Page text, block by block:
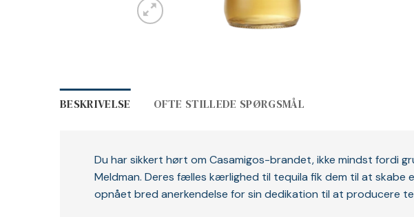
BESKRIVELSE OFTE STILLEDE SPØRGSMÅL
Du har sikkert hørt om Casamigos-brandet, ikke mindst fordi
Meldman. Deres fælles kærlighed til tequila fik dem til at
opnået bred anerkendelse for sin dedikation til at producere